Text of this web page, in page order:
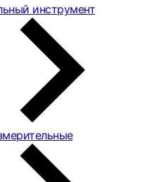
инструмент